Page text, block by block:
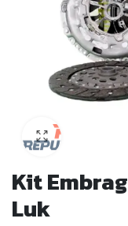
Kit
Luk